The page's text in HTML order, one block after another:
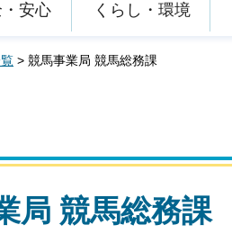
安心 くらし・環境
> 競馬事業局 競馬総務課
局 競馬総務課